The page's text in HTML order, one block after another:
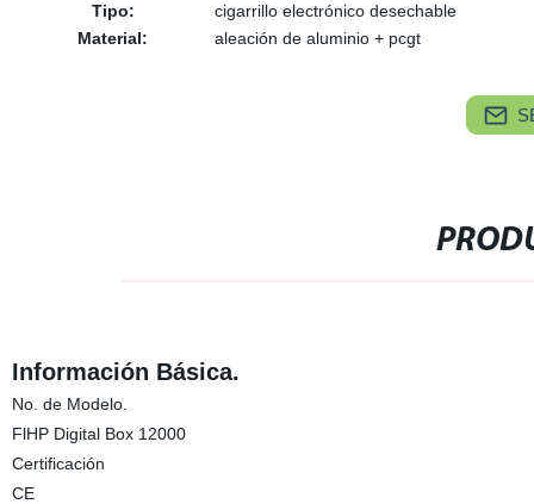
Tipo:
cigarrillo electrónico desechable
Material:
aleación de aluminio + pcgt
Información Básica.
No. de Modelo.
FlHP Digital Box 12000
Certificación
CE